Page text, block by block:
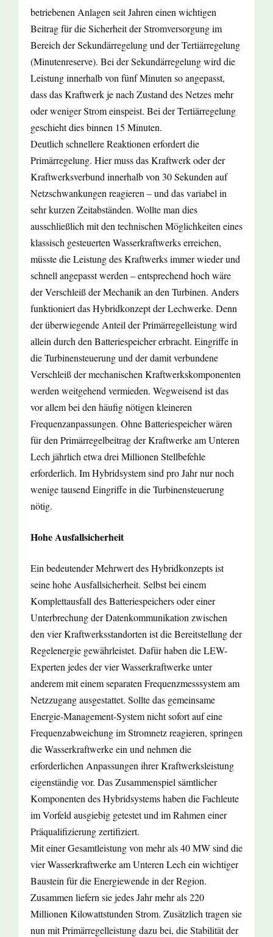
betriebenen Anlagen seit Jahren einen wichtigen
Beitrag für die Sicherheit der Stromversorgung im
Bereich der Sekundärregelung und der Tertiärregelung
(Minutenreserve). Bei der Sekundärregelung wird die
Leistung innerhalb von fünf Minuten so angepasst,
dass das Kraftwerk je nach Zustand des Netzes mehr
oder weniger Strom einspeist. Bei der Tertiärregelung
geschieht dies binnen 15 Minuten.
Deutlich schnellere Reaktionen erfordert die
Primärregelung. Hier muss das Kraftwerk oder der
Kraftwerksverbund innerhalb von 30 Sekunden auf
Netzschwankungen reagieren – und das variabel in
sehr kurzen Zeitabständen. Wollte man dies
ausschließlich mit den technischen Möglichkeiten eines
klassisch gesteuerten Wasserkraftwerks erreichen,
müsste die Leistung des Kraftwerks immer wieder und
schnell angepasst werden – entsprechend hoch wäre
der Verschleiß der Mechanik an den Turbinen. Anders
funktioniert das Hybridkonzept der Lechwerke. Denn
der überwiegende Anteil der Primärregelleistung wird
allein durch den Batteriespeicher erbracht. Eingriffe in
die Turbinensteuerung und der damit verbundene
Verschleiß der mechanischen Kraftwerkskomponenten
werden weitgehend vermieden. Wegweisend ist das
vor allem bei den häufig nötigen kleineren
Frequenzanpassungen. Ohne Batteriespeicher wären
für den Primärregelbeitrag der Kraftwerke am Unteren
Lech jährlich etwa drei Millionen Stellbefehle
erforderlich. Im Hybridsystem sind pro Jahr nur noch
wenige tausend Eingriffe in die Turbinensteuerung
nötig.
Hohe Ausfallsicherheit
Ein bedeutender Mehrwert des Hybridkonzepts ist
seine hohe Ausfallsicherheit. Selbst bei einem
Komplettausfall des Batteriespeichers oder einer
Unterbrechung der Datenkommunikation zwischen
den vier Kraftwerksstandorten ist die Bereitstellung der
Regelenergie gewährleistet. Dafür haben die LEW-
Experten jedes der vier Wasserkraftwerke unter
anderem mit einem separaten Frequenzmesssystem am
Netzzugang ausgestattet. Sollte das gemeinsame
Energie-Management-System nicht sofort auf eine
Frequenzabweichung im Stromnetz reagieren, springen
die Wasserkraftwerke ein und nehmen die
erforderlichen Anpassungen ihrer Kraftwerksleistung
eigenständig vor. Das Zusammenspiel sämtlicher
Komponenten des Hybridsystems haben die Fachleute
im Vorfeld ausgiebig getestet und im Rahmen einer
Präqualifizierung zertifiziert.
Mit einer Gesamtleistung von mehr als 40 MW sind die
vier Wasserkraftwerke am Unteren Lech ein wichtiger
Baustein für die Energiewende in der Region.
Zusammen liefern sie jedes Jahr mehr als 220
Millionen Kilowattstunden Strom. Zusätzlich tragen sie
nun mit Primärregelleistung dazu bei, die Stabilität der